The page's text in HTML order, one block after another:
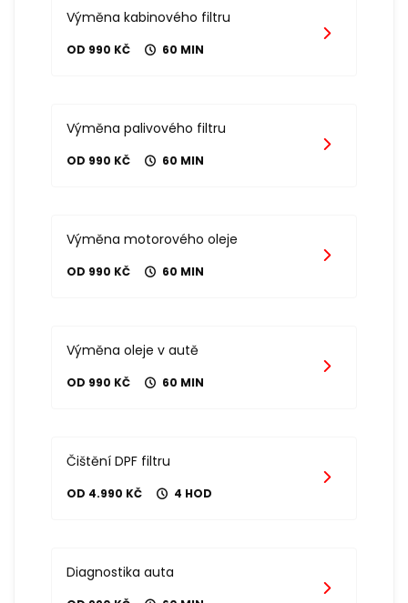
Výměna kabinového filtru
OD 990 KČ 60 MIN
Výměna palivového filtru
OD 990 KČ 60 MIN
Výměna motorového oleje
OD 990 KČ 60 MIN
Výměna oleje v autě
OD 990 KČ 60 MIN
Čištění DPF filtru
OD 4.990 KČ 4 HOD
Diagnostika auta